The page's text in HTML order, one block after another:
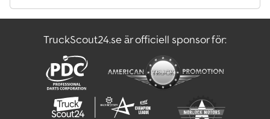
Vezeko Släp För Byggmaskiner
Vågar Och Vägningsutrustning.
TruckScout24.se är officiell sponsor för: